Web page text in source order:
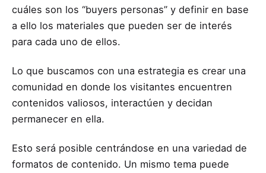
cuáles son los “buyers personas” y definir en base
a ello los materiales que pueden ser de interés
para cada uno de ellos.
Lo que buscamos con una estrategia es crear una
comunidad en donde los visitantes encuentren
contenidos valiosos, interactúen y decidan
permanecer en ella.
Esto será posible centrándose en una variedad de
formatos de contenido. Un mismo tema puede